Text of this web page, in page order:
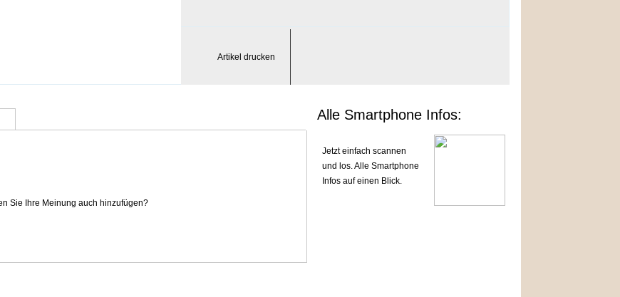
Artikel drucken
Sie Ihre Meinung auch hinzufügen?
Alle Smartphone Infos:
Jetzt einfach scannen
und los. Alle Smartphone
Infos auf einen Blick.